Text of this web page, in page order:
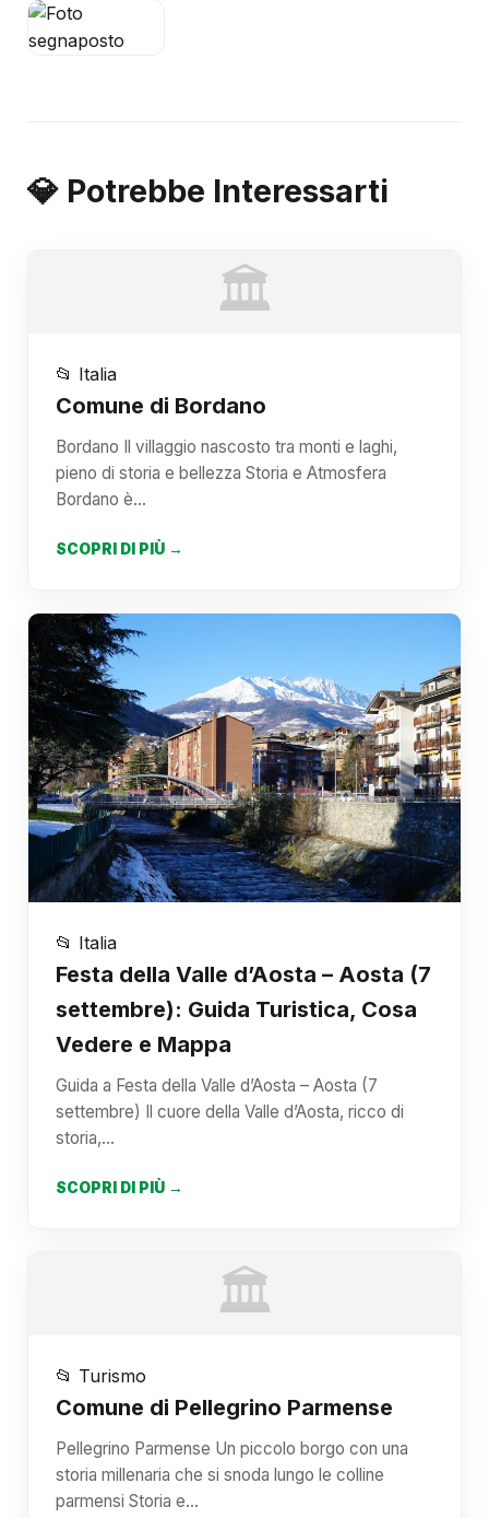
💎 Potrebbe Interessarti
🏛️
📂 Italia
Comune di Bordano
Bordano Il villaggio nascosto tra monti e laghi,
pieno di storia e bellezza Storia e Atmosfera
Bordano è…
SCOPRI DI PIÙ →
📂 Italia
Festa della Valle d’Aosta – Aosta (7
settembre): Guida Turistica, Cosa
Vedere e Mappa
Guida a Festa della Valle d’Aosta – Aosta (7
settembre) Il cuore della Valle d’Aosta, ricco di
storia,…
SCOPRI DI PIÙ →
🏛️
📂 Turismo
Comune di Pellegrino Parmense
Pellegrino Parmense Un piccolo borgo con una
storia millenaria che si snoda lungo le colline
parmensi Storia e…